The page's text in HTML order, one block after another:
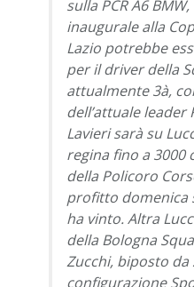
sulla PCR A6
inaugurale alla
Lazio potrebbe
per il driver della
attualmente 3à,
dell’attuale leader
Lavieri sarà su
regina fino a 3000
della Policoro
profitto domenica
ha vinto. Altra
della Bologna
Zucchi, biposto da
configurazione